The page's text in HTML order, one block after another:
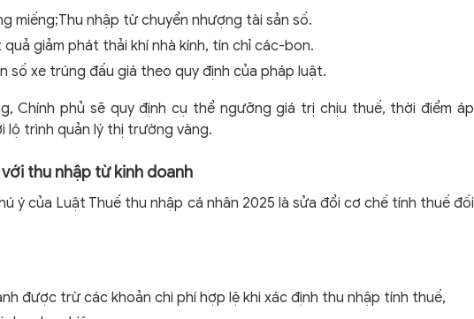
miếng;Thu nhập từ chuyển nhượng tài sản số.
giảm phát thải khí nhà kính, tín chỉ các-bon.
số xe trúng đấu giá theo quy định của pháp luật.
Chính phủ sẽ quy định cụ thể ngưỡng giá trị chịu thuế, thời điểm áp
lộ trình quản lý thị trường vàng.
thu nhập từ kinh doanh
ý của Luật Thuế thu nhập cá nhân 2025 là sửa đổi cơ chế tính thuế đối
được trừ các khoản chi phí hợp lệ khi xác định thu nhập tính thuế,